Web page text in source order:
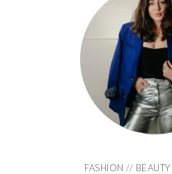
FASHION //